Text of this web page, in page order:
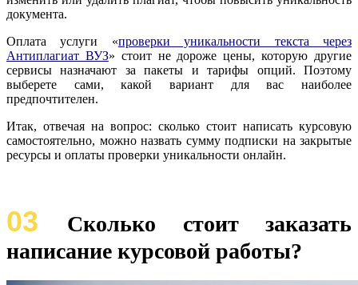
документа.
Оплата услуги «проверки уникальности текста через
Антиплагиат ВУЗ» стоит не дороже цены, которую другие
сервисы назначают за пакеты и тарифы опций. Поэтому
выберете сами, какой вариант для вас наиболее
предпочтителен.
Итак, отвечая на вопрос: сколько стоит написать курсовую
самостоятельно, можно назвать сумму подписки на закрытые
ресурсы и оплаты проверки уникальности онлайн.
03
Сколько стоит заказать
написание курсовой работы?